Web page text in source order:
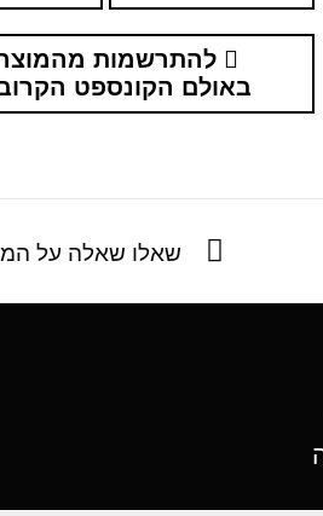
להתרשמות
באולם הקונספט
שאלו שאלה על